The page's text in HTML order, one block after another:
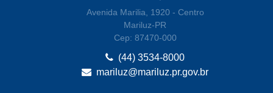
Avenida Marilia, 1920 - Centro
Mariluz-PR
Cep: 87470-000
(44) 3534-8000
mariluz@mariluz.pr.gov.br